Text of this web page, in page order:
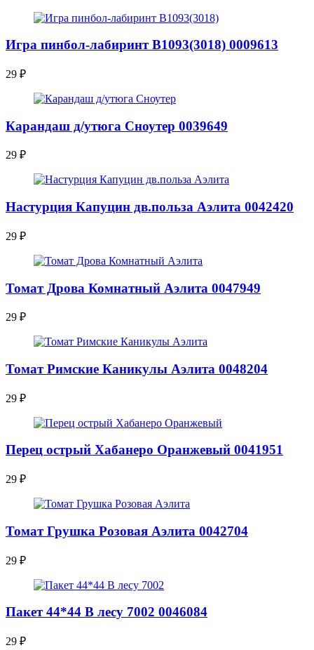
Игра пинбол-лабиринт В1093(3018) 0009613
29 ₽
Карандаш д/утюга Сноутер 0039649
29 ₽
Настурция Капуцин дв.польза Аэлита 0042420
29 ₽
Томат Дрова Комнатный Аэлита 0047949
29 ₽
Томат Римские Каникулы Аэлита 0048204
29 ₽
Перец острый Хабанеро Оранжевый 0041951
29 ₽
Томат Грушка Розовая Аэлита 0042704
29 ₽
Пакет 44*44 В лесу 7002 0046084
29 ₽